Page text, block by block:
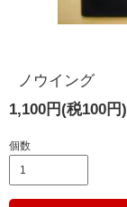
ノウイング
1,100円(税100円)
個数